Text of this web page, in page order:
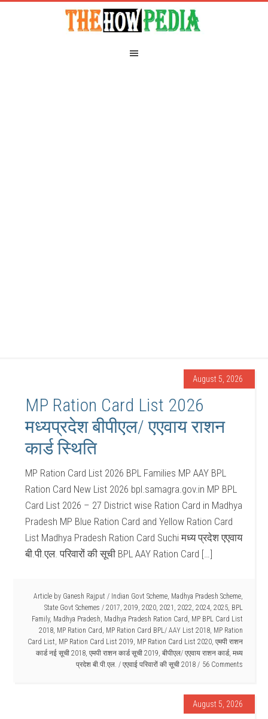
August 5, 2026
MP Ration Card List 2026
मध्यप्रदेश बीपीएल/ एएवाय राशन
कार्ड स्थिति
MP Ration Card List 2026 BPL Families MP AAY BPL
Ration Card New List 2026 bpl.samagra.gov.in MP BPL
Card List 2026 – 27 District wise Ration Card in Madhya
Pradesh MP Blue Ration Card and Yellow Ration Card
List Madhya Pradesh Ration Card Suchi मध्य प्रदेश एएवाय
बी.पी.एल. परिवारों की सूची BPL AAY Ration Card […]
Article by Ganesh Rajput / Indian Govt Scheme, Madhya Pradesh Scheme,
State Govt Schemes / 2017, 2019, 2020, 2021 , 2022, 2024, 2025, BPL
Family, Madhya Pradesh, Madhya Pradesh Ration Card, MP BPL Card List
2018, MP Ration Card, MP Ration Card BPL/ AAY List 2018, MP Ration
Card List, MP Ration Card List 2019, MP Ration Card List 2020, एमपी राशन
कार्ड नई सूची 2018, एमपी राशन कार्ड सूची 2019, बीपीएल/ एएवाय राशन कार्ड, मध्य
प्रदेश बी.पी.एल. / एएवाई परिवारों की सूची 2018
56 Comments
August 5, 2026